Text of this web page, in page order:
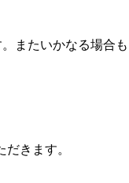
またいかなる場合も
きます。